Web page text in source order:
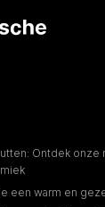
Ontdek
een warm en